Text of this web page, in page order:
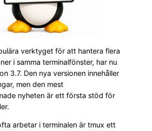
verktyget för att hantera flera
i samma terminalfönster, har nu
3.7. Den nya versionen innehåller
men den mest
nyheten är ett första stöd för
arbetar i terminalen är tmux ett